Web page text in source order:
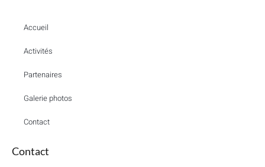
Accueil
Activités
Partenaires
Galerie photos
Contact
Contact